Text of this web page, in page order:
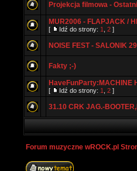
Projekcja filmowa -
MUR2006 - FLAPJACK /
[ Idź do strony: 1 2 ]
NOISE FEST - SALONIK
Fakty ;-)
HaveFunParty:MACHINE
[ Idź do strony: 1 2 ]
31.10 CRK JAG.-
Forum muzyczne wROCK.pl